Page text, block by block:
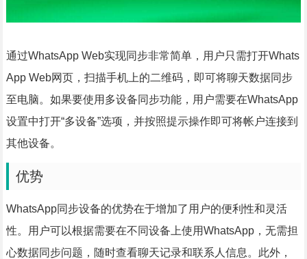
通过WhatsApp Web实现同步非常简单，用户只需打开Whats
App Web网页，扫描手机上的二维码，即可将聊天数据同步
至电脑。如果要使用多设备同步功能，用户需要在WhatsApp
设置中打开“多设备”选项，并按照提示操作即可将帐户连接到
其他设备。
优势
WhatsApp同步设备的优势在于增加了用户的便利性和灵活
性。用户可以根据需要在不同设备上使用WhatsApp，无需担
心数据同步问题，随时查看聊天记录和联系人信息。此外，